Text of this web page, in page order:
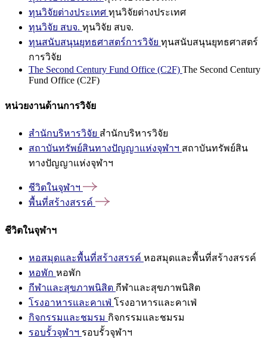
ทุนวิจัยต่างประเทศ ทุนวิจัยต่างประเทศ
ทุนวิจัย สบจ. ทุนวิจัย สบจ.
ทุนสนับสนุนยุทธศาสตร์การวิจัย ทุนสนับสนุนยุทธศาสตร์
การวิจัย
The Second Century Fund Office (C2F) The Second Century
Fund Office (C2F)
หน่วยงานด้านการวิจัย
สำนักบริหารวิจัย สำนักบริหารวิจัย
สถาบันทรัพย์สินทางปัญญาแห่งจุฬาฯ สถาบันทรัพย์สิน
ทางปัญญาแห่งจุฬาฯ
ชีวิตในจุฬาฯ
พื้นที่สร้างสรรค์
ชีวิตในจุฬาฯ
หอสมุดและพื้นที่สร้างสรรค์ หอสมุดและพื้นที่สร้างสรรค์
หอพัก หอพัก
กีฬาและสุขภาพนิสิต กีฬาและสุขภาพนิสิต
โรงอาหารและคาเฟ่ โรงอาหารและคาเฟ่
กิจกรรมและชมรม กิจกรรมและชมรม
รอบรั้วจุฬาฯ รอบรั้วจุฬาฯ